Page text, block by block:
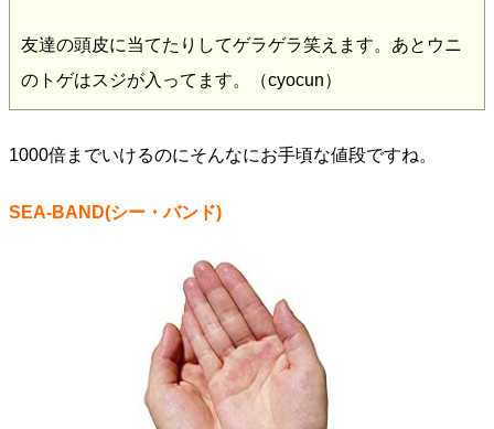
友達の頭皮に当てたりしてゲラゲラ笑えます。あとウニ
のトゲはスジが入ってます。（cyocun）
1000倍までいけるのにそんなにお手頃な値段ですね。
SEA-BAND(シー・バンド)